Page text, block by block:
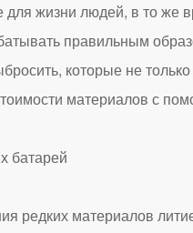
для жизни людей, в то же
правильным
которые не
материалов с
редких материалов